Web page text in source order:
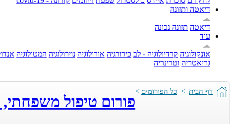
דיאטה ותזונה
דיאטה תזונה נכונה
עוד
אונקולוגיה קרדיולוגיה - לב כירורגיה אורולוגיה נוירולוגיה המטולוגיה
גריאטריה וטרינריה
דף הבית > כל הפורומים >
פורום טיפול משפחתי,